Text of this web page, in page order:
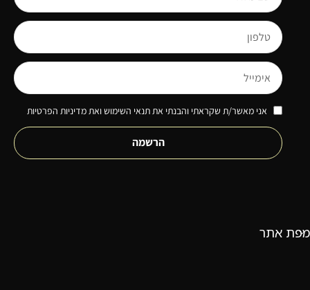
אני מאשר/ת שקראתי והבנתי את תנאי השימוש ואת מדיניות הפרטיות
הרשמה
מפת אתר